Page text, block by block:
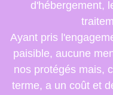
d'hébergement,
Ayant pris
paisible, aucune
nos protégés mais,
terme, a un coût et